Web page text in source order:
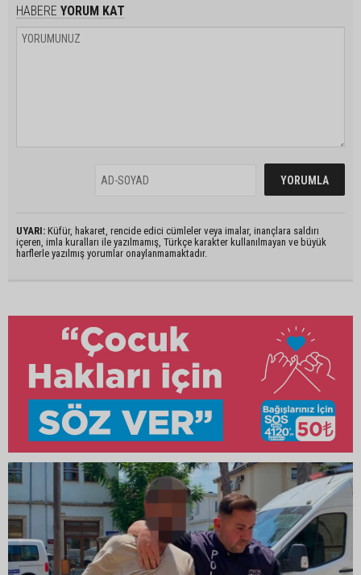
HABERE YORUM KAT
UYARI: Küfür, hakaret, rencide edici cümleler veya imalar, inançlara saldırı
içeren, imla kuralları ile yazılmamış, Türkçe karakter kullanılmayan ve büyük
harflerle yazılmış yorumlar onaylanmamaktadır.